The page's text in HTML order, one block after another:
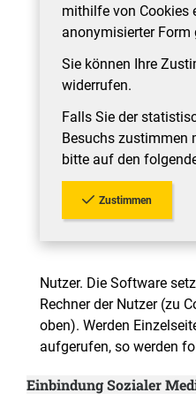
mithilfe von Cookies
anonymisierter Form
Sie können Ihre
widerrufen.
Falls Sie der
Besuchs zustimmen
bitte auf den
Zustimmen
Nutzer. Die Software
Rechner der Nutzer (zu
oben). Werden
aufgerufen, so werden
Einbindung Sozialer